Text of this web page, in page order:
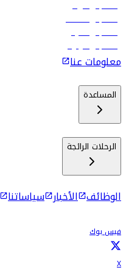
رحلات إلى الرياض
رحلات إلى مسقط
رحلات إلى ماليه
رحلات إلى كولومبو
معلومات عنا
المساعدة
الرحلات الرائجة
الوظائف الأخبار سياساتنا
فيس بوك
X